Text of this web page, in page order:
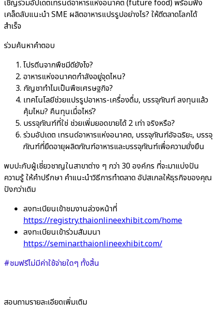
เชิญร่วมอัปเดตเทรนด์อาหารแห่งอนาคต (future food) พร้อมฟัง
เคล็ดลับแนะนำ SME ผลิตอาหารแปรรูปอย่างไร? ให้ตีตลาดโลกได้
สำเร็จ
ร่วมค้นหาคำตอบ
โปรตีนจากพืชมีดียังไง?
อาหารแห่งอนาคตกำลังอยู่จุดไหน?
กัญชาทำไมเป็นพืชเศรษฐกิจ?
เทคโนโลยีช่วยแปรรูปอาหาร-เครื่องดื่ม, บรรจุภัณฑ์ ลงทุนแล้ว
คุ้มไหม? คืนทุนเมื่อไหร่?
บรรจุภัณฑ์ที่ใช่ ช่วยเพิ่มยอดขายได้ 2 เท่า จริงหรือ?
ร่วมอัปเดต เทรนด์อาหารแห่งอนาคต, บรรจุภัณฑ์อัจฉริยะ, บรรจุ
ภัณฑ์ที่ยืดอายุผลิตภัณฑ์อาหารและบรรจุภัณฑ์เพื่อความยั่งยืน
พบปะกับผู้เชี่ยวชาญในสาขาต่าง ๆ กว่า 30 องค์กร ที่จะมาแบ่งปัน
ความรู้ ให้คำปรึกษา คำแนะนำวิธีการทำตลาด อัปสเกลให้ธุรกิจของคุณ
ปังกว่าเดิม
ลงทะเบียนเข้าชมงานล่วงหน้าที่
https://registry.thaionlineexhibit.com/home
ลงทะเบียนเข้าร่วมสัมมนา
https://seminar.thaionlineexhibit.com/
#ชมฟรีไม่มีค่าใช้จ่ายใดๆ ทั้งสิ้น
สอบถามรายละเอียดเพิ่มเติม